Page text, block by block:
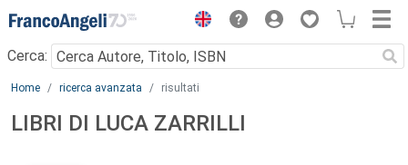
Menu
Cerca:
Main content
Home ricerca avanzata risultati
LIBRI DI LUCA ZARRILLI